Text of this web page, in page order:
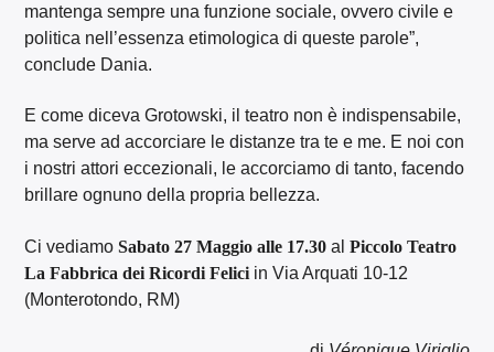
mantenga sempre una funzione sociale, ovvero civile e
politica nell’essenza etimologica di queste parole”,
conclude Dania.
E come diceva Grotowski, il teatro non è indispensabile,
ma serve ad accorciare le distanze tra te e me. E noi con
i nostri attori eccezionali, le accorciamo di tanto, facendo
brillare ognuno della propria bellezza.
Ci vediamoSabato 27 Maggio alle 17.30 alPiccolo Teatro
La Fabbrica dei Ricordi Felici in Via Arquati 10-12
(Monterotondo, RM)